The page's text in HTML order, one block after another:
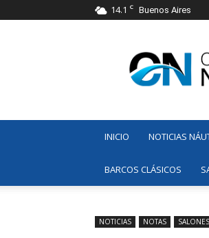
14.1 C Buenos Aires
INICIO NOTICIAS
BARCOS CLÁSICOS
NOTICIAS NOTAS